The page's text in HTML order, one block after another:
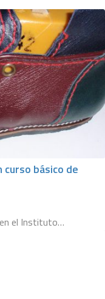
curso básico de
el Instituto…